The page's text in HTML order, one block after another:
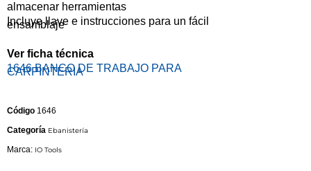
almacenar herramientas
Incluye llave e instrucciones para un fácil
ensamblaje
Ver ficha técnica
1646 BANCO DE TRABAJO PARA
CARPINTERIA
Código 1646
Categoría Ebanistería
Marca: IO Tools